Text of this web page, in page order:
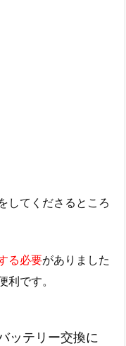
してくださるところ
る必要がありました
利です。
ッテリー交換に